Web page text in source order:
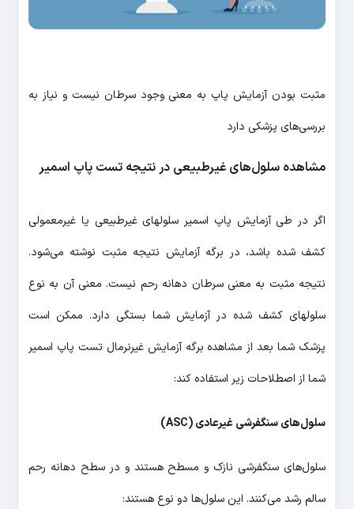
مثبت بودن آزمایش پاپ به معنی وجود سرطان نیست و نیاز به
بررسی‌های پزشکی دارد
مشاهده سلول‌های غیرطبیعی در نتیجه تست پاپ اسمیر
اگر در طی آزمایش پاپ اسمیر سلول‎های غیرطبیعی یا غیرمعمولی
کشف شده باشد، در برگه آزمایش نتیجه مثبت نوشته می‌شود.
نتیجه مثبت به معنی سرطان دهانه رحم نیست. معنی آن به نوع
سلول‎های کشف شده در آزمایش شما بستگی دارد. ممکن است
پزشک شما بعد از مشاهده برگه آزمایش غیرنرمال تست پاپ اسمیر
شما از اصطلاحات زیر استفاده کند:
سلول‌های سنگفرشی غیرعادی (ASC
)
سلول‌های سنگفرشی نازک و مسطح هستند و در سطح دهانه رحم
سالم رشد می‌کنند. این سلول‌ها دو نوع هستند: